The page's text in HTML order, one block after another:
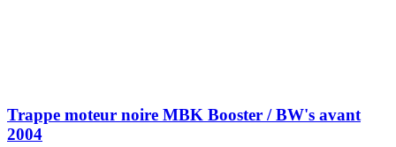
Trappe moteur noire MBK Booster / BW's avant
2004